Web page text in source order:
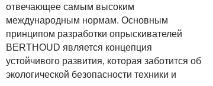
отвечающее самым высоким
международным нормам. Основным
принципом разработки опрыскивателей
BERTHOUD является концепция
устойчивого развития, которая заботится об
экологической безопасности техники и